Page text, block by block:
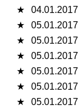
★
04.01.2017
★
05.01.2017
★
05.01.2017
★
05.01.2017
★
05.01.2017
★
05.01.2017
★
05.01.2017